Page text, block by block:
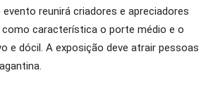
reunirá criadores e apreciadores
como característica o porte médio e o
e dócil. A exposição deve atrair pessoas